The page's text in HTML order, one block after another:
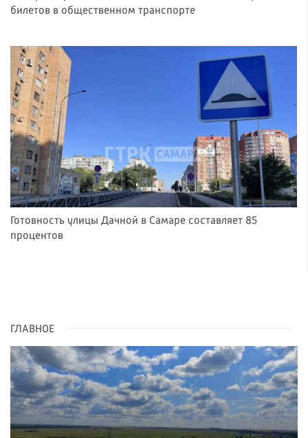
билетов в общественном транспорте
Готовность улицы Дачной в Самаре составляет 85
процентов
ГЛАВНОЕ